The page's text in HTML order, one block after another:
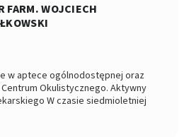
FARM. WOJCIECH
w aptece ogólnodostępnej oraz
Okulistycznego. Aktywny
W czasie siedmioletniej
nieskończoną ilość problemów z